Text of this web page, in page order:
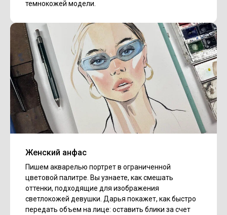
темнокожей модели.
Женский анфас
Пишем акварелью портрет в ограниченной
цветовой палитре. Вы узнаете, как смешать
оттенки, подходящие для изображения
светлокожей девушки. Дарья покажет, как быстро
передать объем на лице: оставить блики за счет